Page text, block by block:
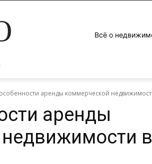
Всё о
аренды коммерческой
аренды
в